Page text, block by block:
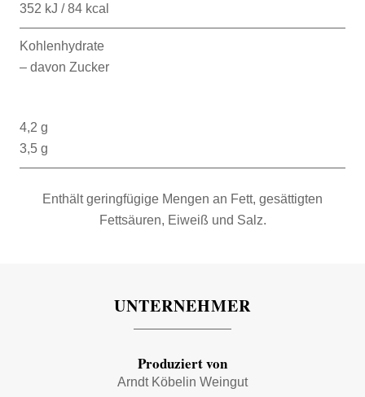
352 kJ / 84 kcal
Kohlenhydrate
– davon Zucker
4,2 g
3,5 g
Enthält geringfügige Mengen an Fett, gesättigten
Fettsäuren, Eiweiß und Salz.
UNTERNEHMER
Produziert von
Arndt Köbelin Weingut